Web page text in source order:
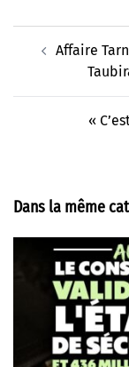
d’article
Affaire
«
Dans la même